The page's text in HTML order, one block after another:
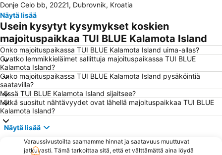
Mlini
Trsteno
Lopud
Brsečine
Dubravica
Stari grad Dubrovnik
Katedrala
Orašac
Montovjerna
Rector's Palace
Otok Lokrum
Lozica
Gradski stadion Lapad
Dubrovačke ljetne igre
Franjevacki Samostan
Dominikanski samostan
Sustjepan
Tvrđava Lovrijenac
Crkva sv Ignacija
Donje Celo bb, 20221, Dubrovnik, Kroatia
Näytä lisää
Usein kysytyt kysymykset koskien
majoituspaikkaa TUI BLUE Kalamota Island
Onko majoituspaikassa TUI BLUE Kalamota Island uima-allas?
Ovatko lemmikkieläimet sallittuja majoituspaikassa TUI BLUE
Kalamota Island?
Onko majoituspaikassa TUI BLUE Kalamota Island pysäköintiä
saatavilla?
Missä TUI BLUE Kalamota Island sijaitsee?
Mitkä suositut nähtävyydet ovat lähellä majoituspaikkaa TUI BLUE
Kalamota Island?
Näytä lisää
Varaussivustoilta saamamme hinnat ja saatavuus muuttuvat
jatkuvasti. Tämä tarkoittaa sitä, että et välttämättä aina löydä